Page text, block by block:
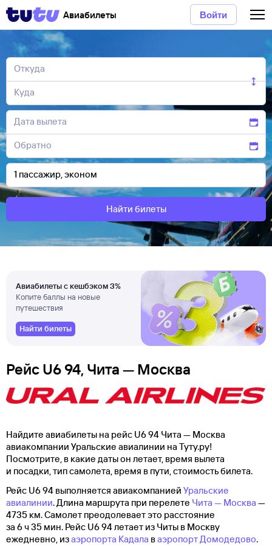
Авиабилеты Войти
Найти билеты
Авиабилеты с кешбэком 3%
Копите баллы на новые
путешествия
Найти билеты
Рейс U6 94, Чита — Москва
Найдите авиабилеты на рейс U6 94 Чита — Москва
авиакомпании Уральские авиалинии на Туту.ру!
Посмотрите, в какие даты он летает, время вылета
и посадки, тип самолета, время в пути, стоимость билета.
Рейс U6 94 выполняется авиакомпанией Уральские
авиалинии. Длина маршрута при перелете Чита — Москва —
4735 км. Самолет преодолевает это расстояние
за 6 ч 35 мин. Рейс U6 94 летает из Читы в Москву
ежедневно, изаэропорта Кадала ваэропорт Домодедово.